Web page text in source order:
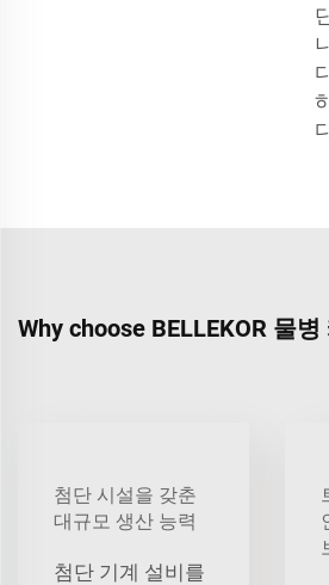
Why choose BELLEKOR 물
첨단 시설을 갖춘
대규모 생산 능력
첨단 기계 설비를